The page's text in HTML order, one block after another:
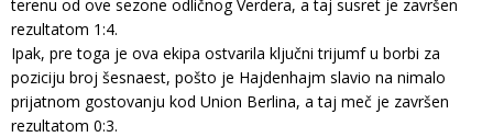
terenu od ove sezone odličnog Verdera, a taj susret je završen
rezultatom 1:4.
Ipak, pre toga je ova ekipa ostvarila ključni trijumf u borbi za
poziciju broj šesnaest, pošto je Hajdenhajm slavio na nimalo
prijatnom gostovanju kod Union Berlina, a taj meč je završen
rezultatom 0:3.